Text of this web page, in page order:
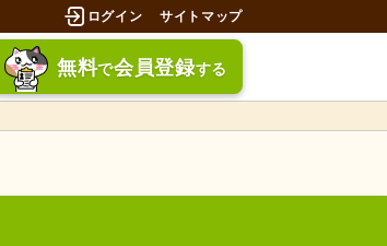
ログイン サイトマップ
無料で会員登録する